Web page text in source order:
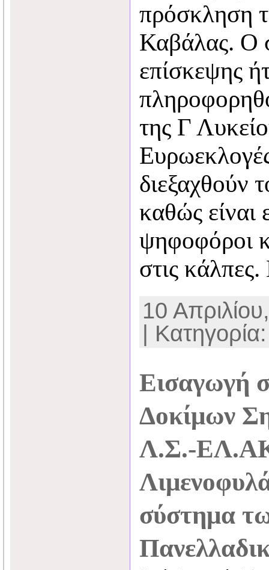
πρόσκληση
Καβάλας. Ο
επίσκεψης
της Γ
διεξαχθούν
καθώς είναι
ψηφοφόροι
στις
10
|
Εισαγωγή
Δοκίμων
Λ.Σ.-
σύστημα